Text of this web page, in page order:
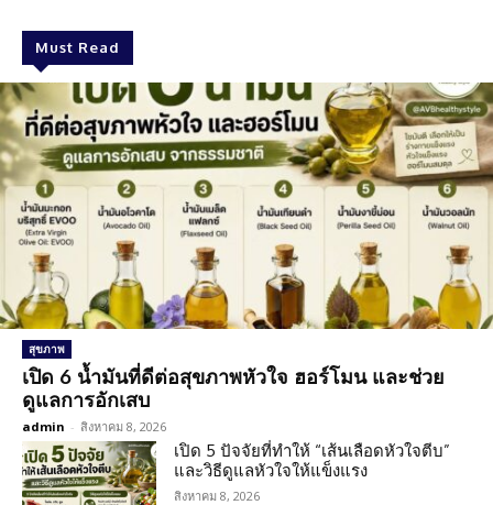
Must Read
สุขภาพ
เปิด 6 น้ำมันที่ดีต่อสุขภาพหัวใจ ฮอร์โมน และช่วย
ดูแลการอักเสบ
admin - สิงหาคม 8, 2026
เปิด 5 ปัจจัยที่ทำให้ “เส้นเลือดหัวใจตีบ”
และวิธีดูแลหัวใจให้แข็งแรง
สิงหาคม 8, 2026